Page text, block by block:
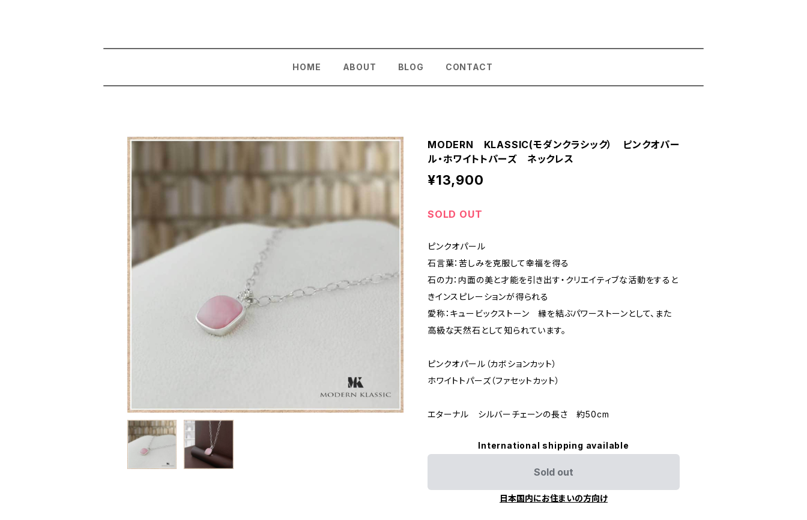
HOME ABOUT BLOG CONTACT
MODERN KLASSIC(モダンクラシック） ピンクオパー
ル・ホワイトトパーズ ネックレス
¥13,900
SOLD OUT
ピンクオパール
石言葉：苦しみを克服して幸福を得る
石の力：内面の美と才能を引き出す・クリエイティブな活動をすると
きインスピレーションが得られる
愛称：キュービックストーン 縁を結ぶパワーストーンとして、また
高級な天然石として知られています。
ピンクオパール（カボションカット）
ホワイトトパーズ（ファセットカット）
エターナル シルバーチェーンの長さ 約50cm
International shipping available
Sold out
日本国内にお住まいの方向け